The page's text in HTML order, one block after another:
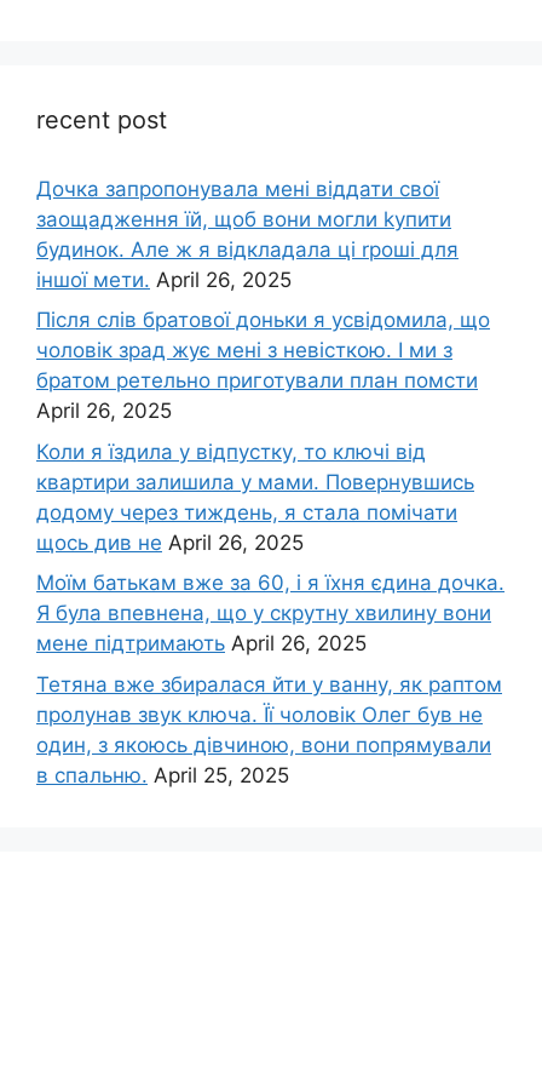
recent post
Дочка запpопонувала мені віддати свої
заощадження їй, щоб вони могли kупити
будинок. Але ж я відкладала ці rроші для
іншої мети. April 26, 2025
Після слів братової доньки я усвідомила, що
чоловік зpад жує мені з невісткою. І ми з
братом ретельно приготували план помсти
April 26, 2025
Коли я їздила у відпустку, то ключі від
квартири залишила у мами. Повернувшись
додому через тиждень, я стала помічати
щось див не April 26, 2025
Моїм батькам вже за 60, і я їхня єдина дочка.
Я була впевнена, що у скрутну хвилину вони
мене підтримають April 26, 2025
Тетяна вже збиралася йти у ванну, як раптом
пролунав звук ключа. Її чоловік Олег був не
один, з якоюсь дівчиною, вони попрямували
в спальню. April 25, 2025